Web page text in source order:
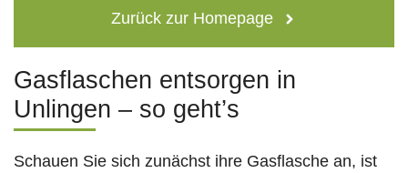
Zurück zur Homepage
Gasflaschen entsorgen in
Unlingen – so geht’s
Schauen Sie sich zunächst ihre Gasflasche an, ist